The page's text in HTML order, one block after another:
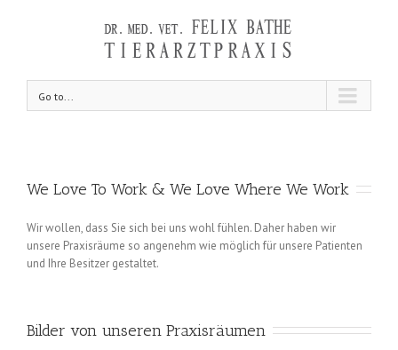
Go to...
We Love To Work & We Love Where We Work
Wir wollen, dass Sie sich bei uns wohl fühlen. Daher haben wir
unsere Praxisräume so angenehm wie möglich für unsere Patienten
und Ihre Besitzer gestaltet.
Bilder von unseren Praxisräumen